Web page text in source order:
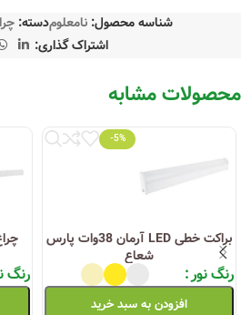
شناسه محصول:نامعلومدسته:
اشتراک گذاری:
محصولات مشابه
-5%
براکت خطی LED آرمان 38وات پارس
شعاع
رنگ نور
افزودن به سبد خرید
رنگ